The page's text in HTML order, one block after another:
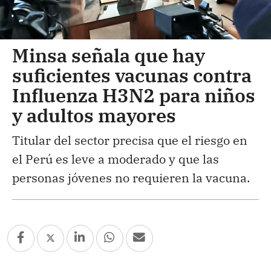
Minsa señala que hay
suficientes vacunas contra
Influenza H3N2 para niños
y adultos mayores
Titular del sector precisa que el riesgo en
el Perú es leve a moderado y que las
personas jóvenes no requieren la vacuna.